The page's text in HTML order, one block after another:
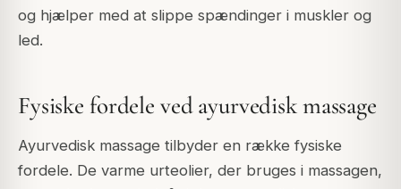
og hjælper med at slippe spændinger i muskler og
led.
Fysiske fordele ved ayurvedisk massage
Ayurvedisk massage tilbyder en række fysiske
fordele. De varme urteolier, der bruges i massagen,